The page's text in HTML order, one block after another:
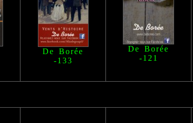
De Borée
-133
De Borée
-121